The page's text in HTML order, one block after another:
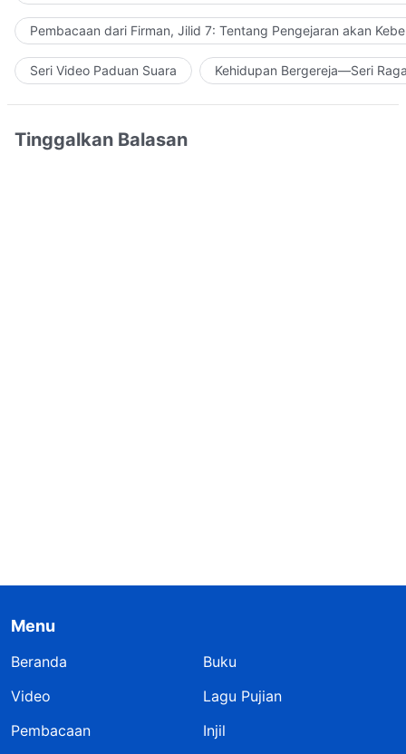
Pembacaan dari Firman, Jilid 7: Tentang Pengejaran akan
Seri Video Paduan Suara Kehidupan Bergereja—Seri
Tinggalkan Balasan
Menu
Beranda
Buku
Video
Lagu Pujian
Pembacaan
Injil